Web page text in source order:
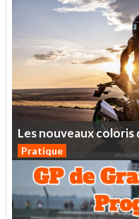
Lesnouveauxcoloris
Pratique